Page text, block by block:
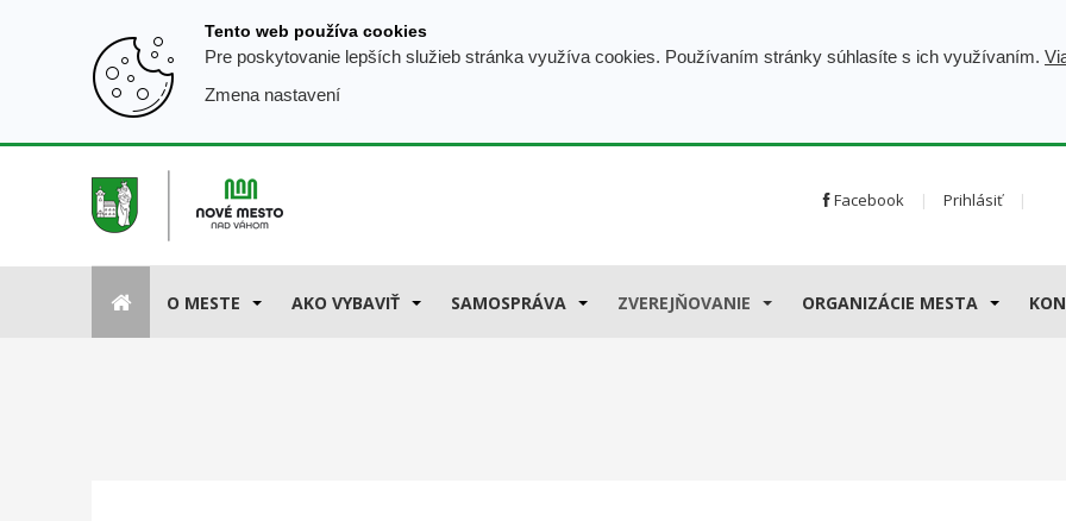
Tento web používa cookies
Pre poskytovanie lepších služieb stránka využíva cookies. Používaním stránky súhlasíte s ich využívaním.
Zmena nastavení
Facebook Prihlásiť
O MESTE AKO VYBAVIŤ SAMOSPRÁVA ZVEREJŇOVANIE ORGANIZÁCIE MESTA